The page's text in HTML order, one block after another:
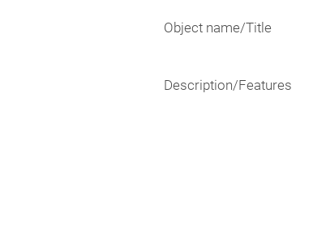
Object name/Title
Description/Features